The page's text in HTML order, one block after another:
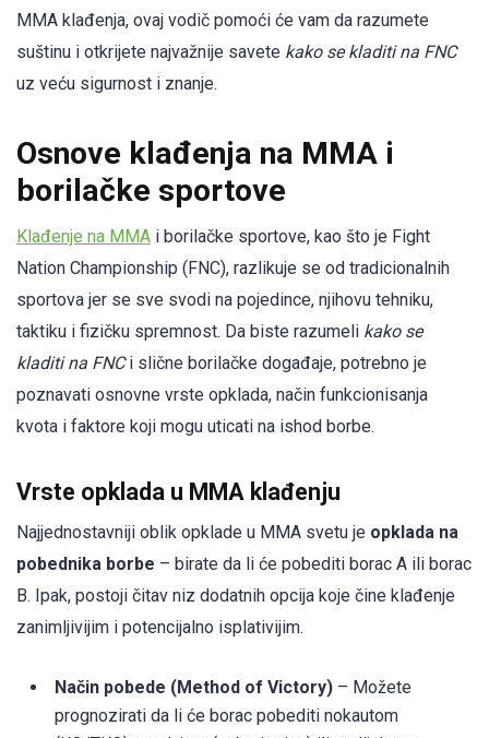
MMA klađenja, ovaj vodič pomoći će vam da razumete
suštinu i otkrijete najvažnije savete kako se kladiti na FNC
uz veću sigurnost i znanje.
Osnove klađenja na MMA i
borilačke sportove
Klađenje na MMA i borilačke sportove, kao što je Fight
Nation Championship (FNC), razlikuje se od tradicionalnih
sportova jer se sve svodi na pojedince, njihovu tehniku,
taktiku i fizičku spremnost. Da biste razumeli kako se
kladiti na FNCi slične borilačke događaje, potrebno je
poznavati osnovne vrste opklada, način funkcionisanja
kvota i faktore koji mogu uticati na ishod borbe.
Vrste opklada u MMA klađenju
Najjednostavniji oblik opklade u MMA svetu je opklada na
pobednika borbe – birate da li će pobediti borac A ili borac
B. Ipak, postoji čitav niz dodatnih opcija koje čine klađenje
zanimljivijim i potencijalno isplativijim.
Način pobede (Method of Victory) – Možete
prognozirati da li će borac pobediti nokautom